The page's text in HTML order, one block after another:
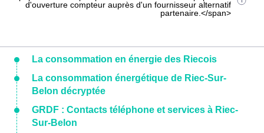
d'ouverture compteur auprès d'un fournisseur alternatif
partenaire.</span>
La consommation en énergie des Riecois
La consommation énergétique de Riec-Sur-
Belon décryptée
GRDF : Contacts téléphone et services à Riec-
Sur-Belon